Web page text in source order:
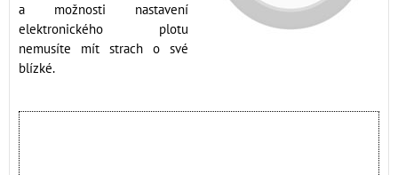
a možnosti nastavení
elektronického plotu
nemusíte mít strach o své
blízké.